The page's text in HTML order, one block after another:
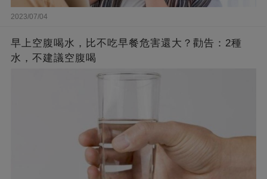
2023/07/04
早上空腹喝水，比不吃早餐危害還大？勸告：2種
水，不建議空腹喝